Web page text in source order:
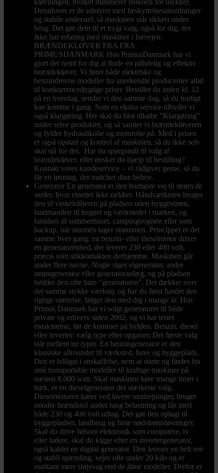
kløvningen, hvilket minimerer risikoen for ulykker.
Derudover er de udstyret med beskyttelsesanordninger
og stabile understel, så maskinen står sikkert under
brug. Det gør dem til et trygt valg, også for dig, der
ikke har erfaring med maskiner i forvejen.
BRÆNDEKLØVER FRA FRA
PRIMUSDANMARK Hos PrimusDanmark har vi
gjort det nemt for dig at finde en pålidelig og effektiv
brændekløver. Vi fører både elektriske og
benzindrevne modeller fra anerkendte producenter altid
til konkurrencedygtige priser. Bestiller du inden kl. 12
på en hverdag, sender vi den samme dag, så du hurtigt
kan komme i gang. Som en ekstra service tilbyder vi
også klargøring. Her skal du blot tilkøbe ”Klargøring”
under selve produktet, og så samler vi brændekløveren
og fylder hydraulikolie og motorolie på. Med i prisen
er også opstart og kontrol af maskinen, så du ikke selv
skal stå for det. Har du spørgsmål til valg af
brændekløver, eller ønsker du hjælp til bestilling?
Kontakt vores kundeservice – vi rådgiver gerne, så du
får en løsning, der matcher dine behov.
Generator En generator er den hurtigste vej til strøm de
steder, hvor elnettet ikke rækker. Håndværkeren bruger
den til vinkelsliberen på pladsen uden byggestrøm,
landmanden til hegnet og værkstedet i marken, og
familien til sommerhuset, campingvognen eller som
backup, når stormen tager strømmen. Princippet er det
samme hver gang: en benzin- eller dieselmotor driver
en generatorenhed, der leverer 230 eller 400 volt,
præcis som stikkontakten derhjemme. Maskinen går
under flere navne. Nogle siger elgenerator, andre
strømgenerator eller generatoranlæg, og på pladsen
hedder den ofte bare "generatoren". Det dækker over
det samme stykke værktøj, og har du først fundet den
rigtige størrelse, følger den med dig i mange år. Hos
Primus Danmark har vi solgt generatorer til både
private og erhverv siden 2002, og vi har testet
maskinerne, før de kommer på hylden. Benzin, diesel
eller inverter: vælg type efter opgaven Det første valg
står mellem tre typer. En benzingenerator er den
klassiske allrounder til værksted, have og byggeplads.
Den er billigst i anskaffelse, nem at starte og findes fra
små transportable modeller til kraftige maskiner på
næsten 8.000 watt. Skal maskinen køre mange timer i
træk, er en dieselgenerator det stærkeste valg.
Dieselmotoren kører ved lavere omdrejninger, bruger
mindre brændstof under tung belastning og fås med
både 230 og 400 volt udtag. Det gør den oplagt til
byggepladser, landbrug og faste nødstrømsløsninger.
Skal du drive følsom elektronik som computere, tv
eller ladere, skal du kigge efter en invertergenerator,
også kaldet en digital generator. Den leverer en helt ren
og stabil spænding, vejer ofte under 20 kilo og er
markant mere støjsvag end de åbne modeller. Derfor er